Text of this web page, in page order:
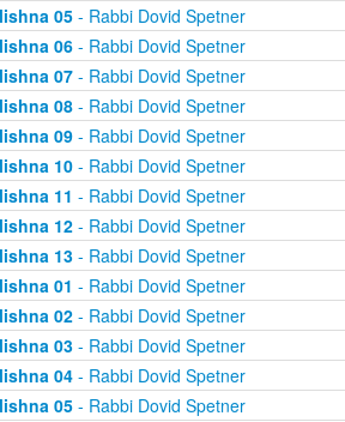
05- Rabbi Dovid Spetner
06- Rabbi Dovid Spetner
07- Rabbi Dovid Spetner
08- Rabbi Dovid Spetner
09- Rabbi Dovid Spetner
10- Rabbi Dovid Spetner
11 - Rabbi Dovid Spetner
12- Rabbi Dovid Spetner
13- Rabbi Dovid Spetner
01 - Rabbi Dovid Spetner
02- Rabbi Dovid Spetner
03- Rabbi Dovid Spetner
04- Rabbi Dovid Spetner
05- Rabbi Dovid Spetner